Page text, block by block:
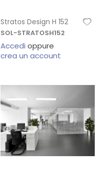
Stratos Design H 152
SOL-STRATOSH152
Accedi oppure
crea un account